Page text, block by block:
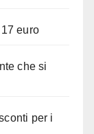
euro
che si
per i